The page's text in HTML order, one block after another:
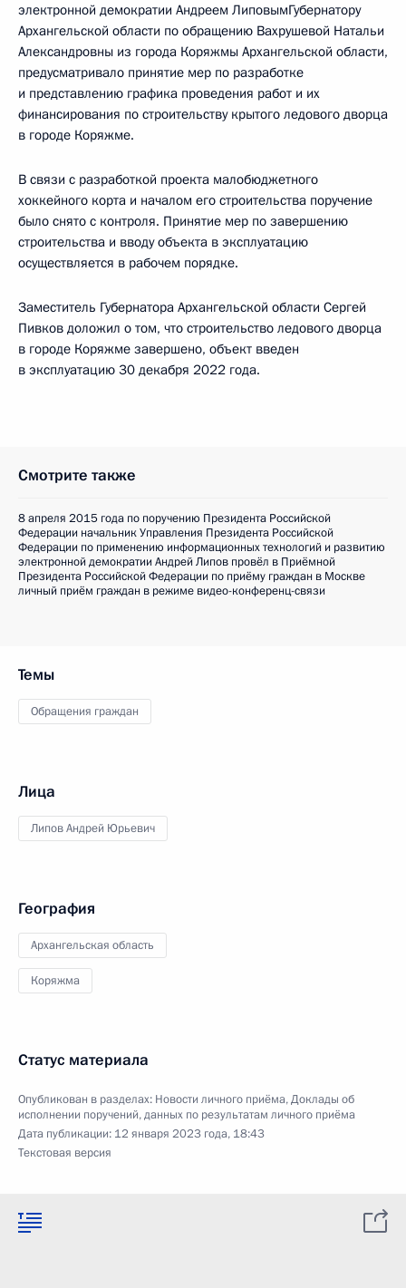
электронной демократии Андреем ЛиповымГубернатору
Архангельской области по обращению Вахрушевой Натальи
Александровны из города Коряжмы Архангельской области,
предусматривало принятие мер по разработке
и представлению графика проведения работ и их
финансирования по строительству крытого ледового дворца
в городе Коряжме.
В связи с разработкой проекта малобюджетного
хоккейного корта и началом его строительства поручение
было снято с контроля. Принятие мер по завершению
строительства и вводу объекта в эксплуатацию
осуществляется в рабочем порядке.
Заместитель Губернатора Архангельской области Сергей
Пивков доложил о том, что строительство ледового дворца
в городе Коряжме завершено, объект введен
в эксплуатацию 30 декабря 2022 года.
Смотрите также
8 апреля 2015 года по поручению Президента Российской
Федерации начальник Управления Президента Российской
Федерации по применению информационных технологий и развитию
электронной демократии Андрей Липов провёл в Приёмной
Президента Российской Федерации по приёму граждан в Москве
личный приём граждан в режиме видео-конференц-связи
Темы
Обращения граждан
Лица
Липов Андрей Юрьевич
География
Архангельская область
Коряжма
Статус материала
Опубликован в разделах: Новости личного приёма,Доклады об
исполнении поручений, данных по результатам личного приёма
Дата публикации: 12 января 2023 года, 18:43
Текстовая версия